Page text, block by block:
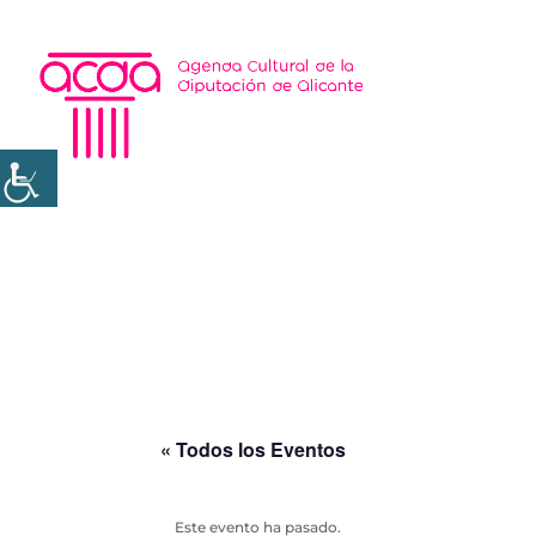
« Todos los Eventos
Este evento ha pasado.